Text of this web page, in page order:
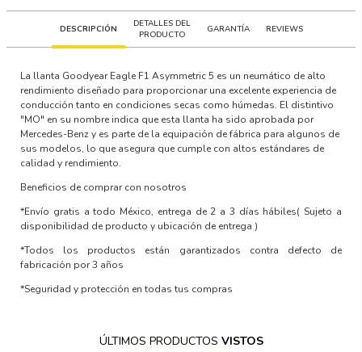
DESCRIPCIÓN
DETALLES DEL
PRODUCTO
GARANTÍA REVIEWS
La llanta Goodyear Eagle F1 Asymmetric 5 es un neumático de alto
rendimiento diseñado para proporcionar una excelente experiencia de
conducción tanto en condiciones secas como húmedas. El distintivo
"MO" en su nombre indica que esta llanta ha sido aprobada por
Mercedes-Benz y es parte de la equipación de fábrica para algunos de
sus modelos, lo que asegura que cumple con altos estándares de
calidad y rendimiento.
Beneficios de comprar con nosotros
*Envío gratis a todo México, entrega de 2 a 3 días hábiles( Sujeto a
disponibilidad de producto y ubicación de entrega )
*Todos los productos están garantizados contra defecto de
fabricación por 3 años
*Seguridad y protección en todas tus compras
ÚLTIMOS PRODUCTOS VISTOS